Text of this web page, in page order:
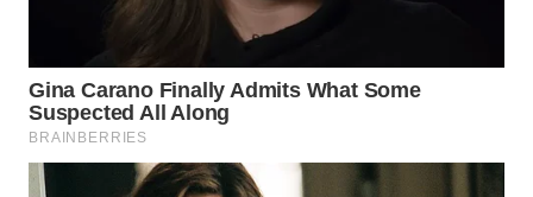
WN
KUNINGAN